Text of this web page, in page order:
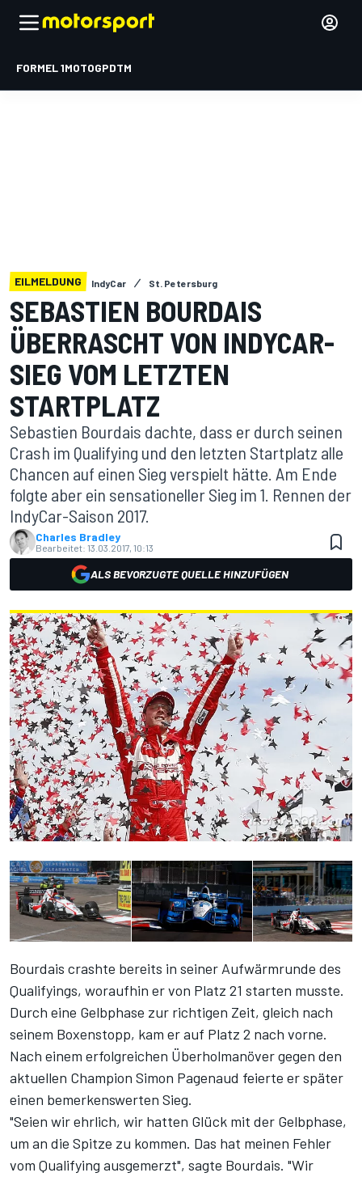
FORMEL 1MOTOGPDTM
EILMELDUNG IndyCar St. Petersburg
SEBASTIEN BOURDAIS
ÜBERRASCHT VON INDYCAR-
SIEG VOM LETZTEN
STARTPLATZ
Sebastien Bourdais dachte, dass er durch seinen
Crash im Qualifying und den letzten Startplatz alle
Chancen auf einen Sieg verspielt hätte. Am Ende
folgte aber ein sensationeller Sieg im 1. Rennen der
IndyCar-Saison 2017.
Charles Bradley
Bearbeitet: 13.03.2017, 10:13
ALS BEVORZUGTE QUELLE HINZUFÜGEN
Bourdais crashte bereits in seiner Aufwärmrunde des
Qualifyings, woraufhin er von Platz 21 starten musste.
Durch eine Gelbphase zur richtigen Zeit, gleich nach
seinem Boxenstopp, kam er auf Platz 2 nach vorne.
Nach einem erfolgreichen Überholmanöver gegen den
aktuellen Champion Simon Pagenaud feierte er später
einen bemerkenswerten Sieg.
"Seien wir ehrlich, wir hatten Glück mit der Gelbphase,
um an die Spitze zu kommen. Das hat meinen Fehler
vom Qualifying ausgemerzt", sagte Bourdais. "Wir